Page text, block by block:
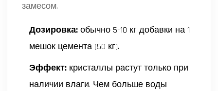
замесом.
Дозировка: обычно 5-10 кг добавки на 1
мешок цемента (50 кг).
Эффект: кристаллы растут только при
наличии влаги. Чем больше воды